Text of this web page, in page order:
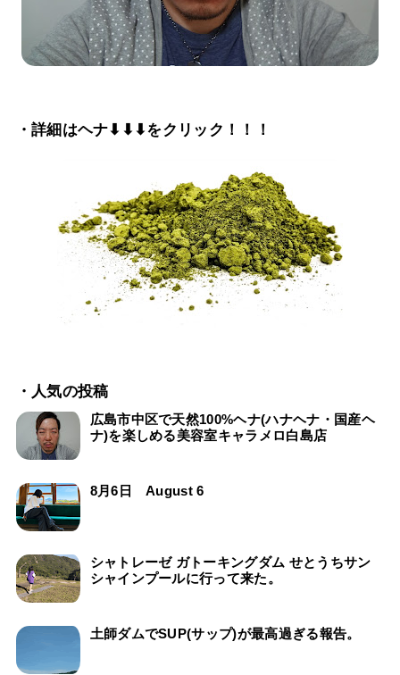
・詳細はヘナ⬇⬇⬇をクリック！！！
・人気の投稿
広島市中区で天然100%ヘナ(ハナヘナ・国産ヘ
ナ)を楽しめる美容室キャラメロ白島店
8月6日 August 6
シャトレーゼ ガトーキングダム せとうちサン
シャインプールに行って来た。
土師ダムでSUP(サップ)が最高過ぎる報告。